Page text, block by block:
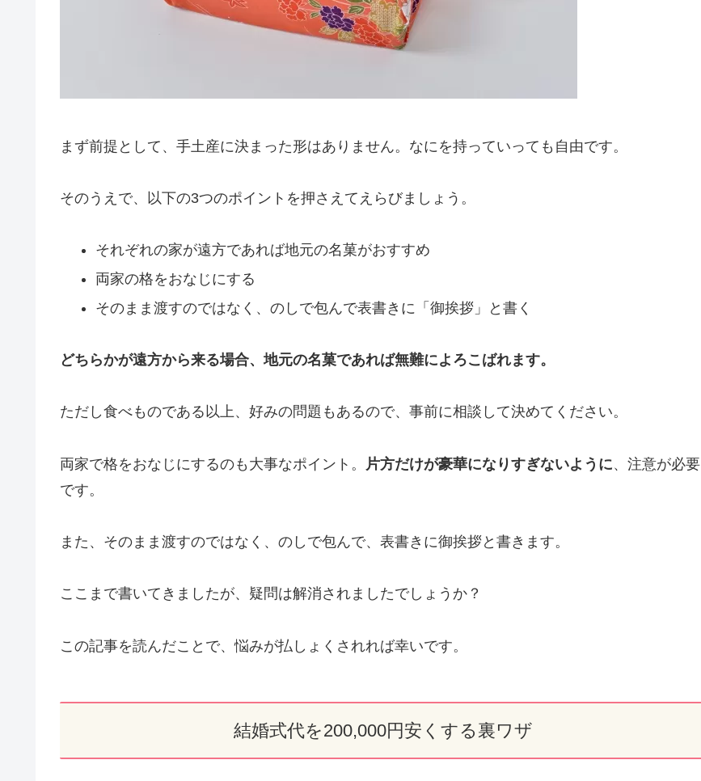
まず前提として、手土産に決まった形はありません。なにを持っていっても自由です。
そのうえで、以下の3つのポイントを押さえてえらびましょう。
それぞれの家が遠方であれば地元の名菓がおすすめ
両家の格をおなじにする
そのまま渡すのではなく、のしで包んで表書きに「御挨拶」と書く
どちらかが遠方から来る場合、地元の名菓であれば無難によろこばれます。
ただし食べものである以上、好みの問題もあるので、事前に相談して決めてください。
両家で格をおなじにするのも大事なポイント。 片方だけが豪華になりすぎないように、注意が必要
です。
また、そのまま渡すのではなく、のしで包んで、表書きに御挨拶と書きます。
ここまで書いてきましたが、疑問は解消されましたでしょうか？
この記事を読んだことで、悩みが払しょくされれば幸いです。
結婚式代を200,000円安くする裏ワザ